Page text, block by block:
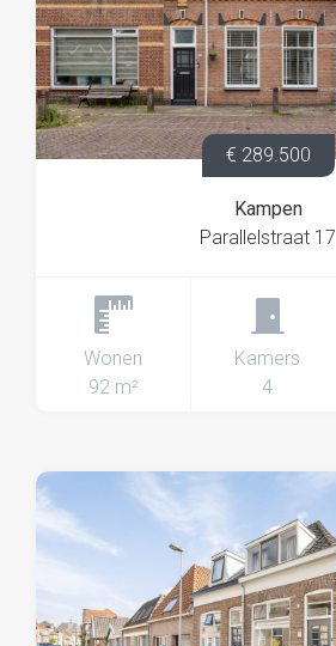
€ 289.500
Kampen
Parallelstraat 17
Wonen
92 m²
Kamers
4